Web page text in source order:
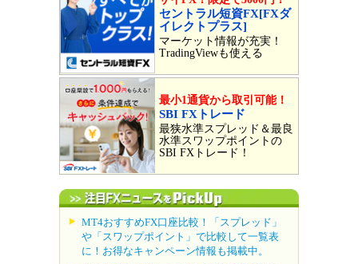
セントラル短資FX[FXダ
イレクトプラス]
マーケット情報が充実！
TradingViewも使える
最小1通貨から取引可能！
SBI FXトレード
最狭水準スプレッド＆最良
水準スワップポイントの
SBI FXトレード！
MT4おすすめFX口座比較！「スプレッド」
や「スワップポイント」で比較して一覧表
に！お得なキャンペーン情報も掲載中。